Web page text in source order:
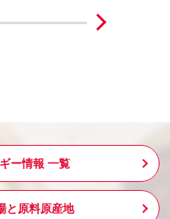
ー情報 一覧
と原料原産地